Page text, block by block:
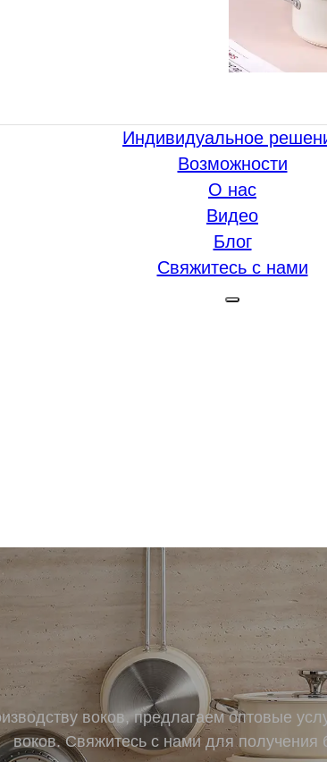
Индивидуальное
Возможности
О нас
Видео
Блог
Свяжитесь с нами
воков, предлагаем оптовые
воков. Свяжитесь с нами для получения